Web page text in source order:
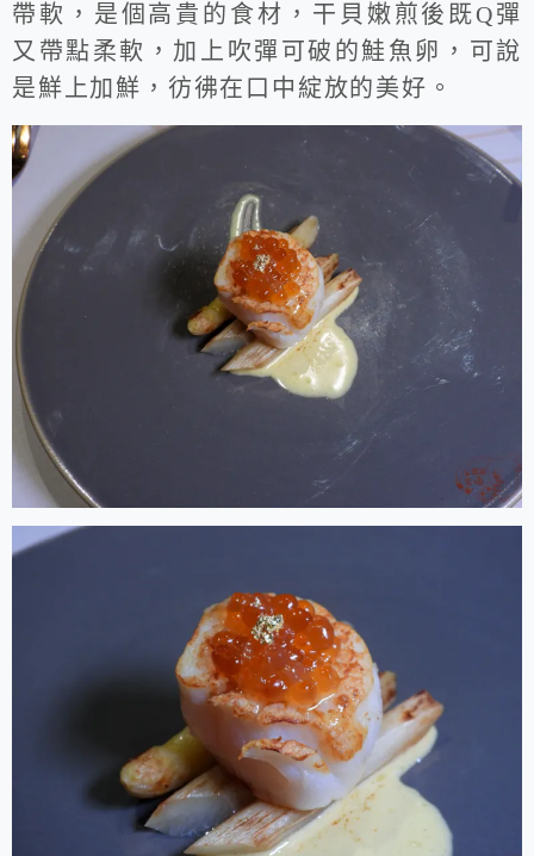
帶軟，是個高貴的食材，干貝嫩煎後既Q彈
又帶點柔軟，加上吹彈可破的鮭魚卵，可說
是鮮上加鮮，彷彿在口中綻放的美好。